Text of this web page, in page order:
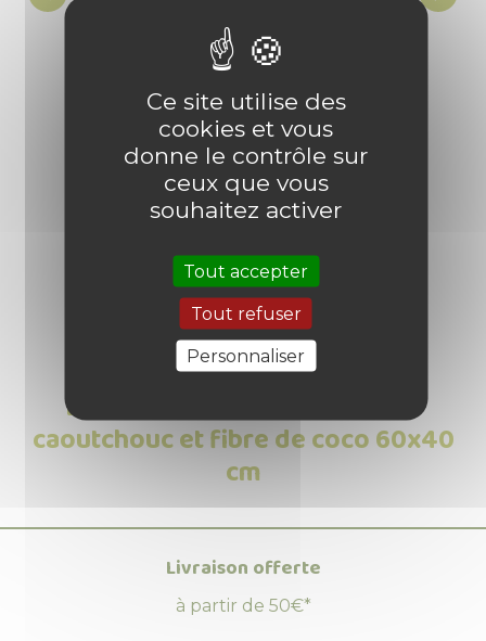
Grand paillasson Style art déco
75x45 cm
Prix
19,80 € 
6 produit(s) vendu(s)
Les Avis clients sur Paillasson
caoutchouc et fibre de coco 60x40
cm
Livraison offerte
à partir de 50€*
Ce site utilise des
cookies et vous
donne le contrôle sur
ceux que vous
souhaitez activer
Tout accepter
Tout refuser
Personnaliser